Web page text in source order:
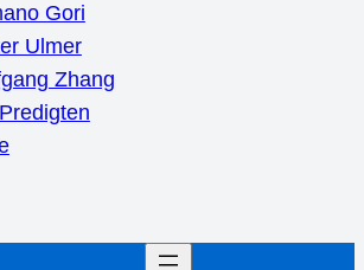
Gori
Ulmer
Zhang